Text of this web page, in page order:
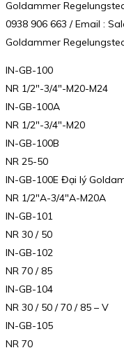
Goldammer
0938 906 663 / Email :
Goldammer
IN-GB-100
NR 1/2″-3/4″-M20-M24
IN-GB-100A
NR 1/2″-3/4″-M20
IN-GB-100B
NR 25-50
IN-GB-100E Đại lý
NR 1/2″A-3/4″A-M20A
IN-GB-101
NR 30 / 50
IN-GB-102
NR 70 / 85
IN-GB-104
NR 30 / 50 / 70 / 85 – V
IN-GB-105
NR 70